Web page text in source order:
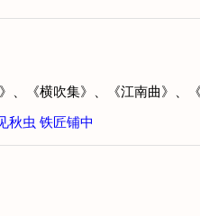
、《横吹集》、《江南曲》、
秋虫 铁匠铺中